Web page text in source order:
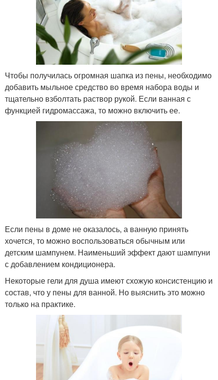
Чтобы получилась огромная шапка из пены, необходимо
добавить мыльное средство во время набора воды и
тщательно взболтать раствор рукой. Если ванная с
функцией гидромассажа, то можно включить ее.
Если пены в доме не оказалось, а ванную принять
хочется, то можно воспользоваться обычным или
детским шампунем. Наименьший эффект дают шампуни
с добавлением кондиционера.
Некоторые гели для душа имеют схожую консистенцию и
состав, что у пены для ванной. Но выяснить это можно
только на практике.